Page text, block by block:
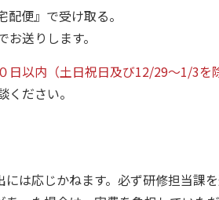
便』で受け取る。
送りします。
日以内（土日祝日及び12/29～1/3を
ださい。
は応じかねます。必ず研修担当課